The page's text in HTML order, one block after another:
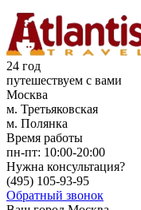
24 год
путешествуем с вами
Москва
м. Третьяковская
м. Полянка
Время работы
пн-пт: 10:00-20:00
Нужна консультация?
(495) 105-93-95
Обратный звонок